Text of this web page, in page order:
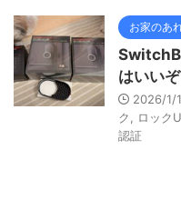
お家のあ
はいいぞ
2026/1/
ク
ロック
認証